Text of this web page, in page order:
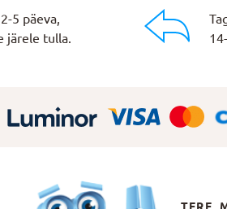
5 päeva,
järele tulla.
TERE,